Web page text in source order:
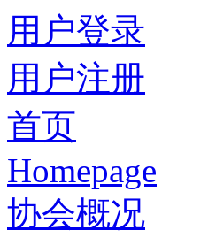
用户登录
用户注册
首页
Homepage
协会概况